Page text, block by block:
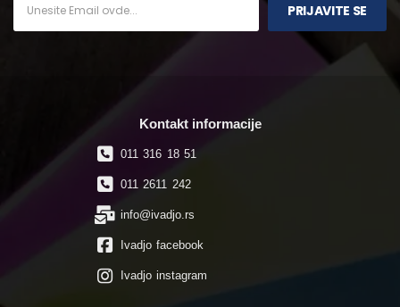
PRIJAVITE SE
Kontakt informacije
011 316 18 51
011 2611 242
info@ivadjo.rs
Ivadjo facebook
Ivadjo instagram